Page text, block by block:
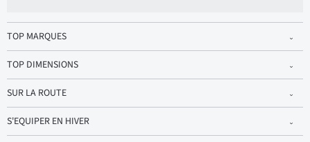
TOP MARQUES
TOP DIMENSIONS
SUR LA ROUTE
S'EQUIPER EN HIVER